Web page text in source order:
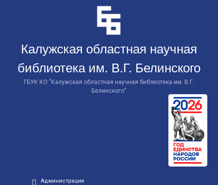
Калужская областная научная
библиотека им. В.Г. Белинского
ГБУК КО "Калужская областная научная библиотека им. В.Г.
Белинского"
Администрация